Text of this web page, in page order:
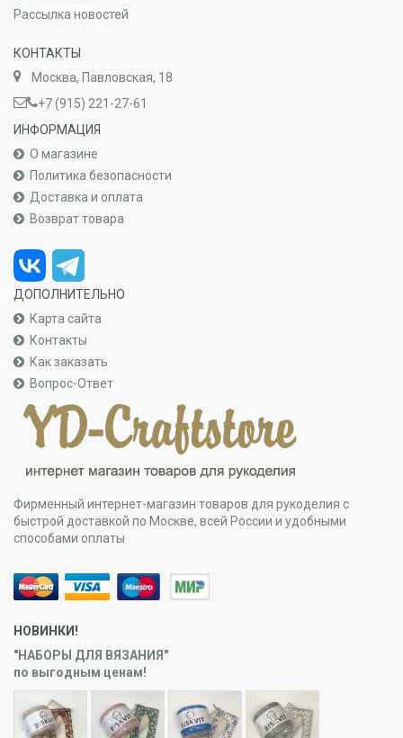
Рассылка новостей
КОНТАКТЫ
Москва, Павловская, 18
+7 (915) 221-27-61
ИНФОРМАЦИЯ
О магазине
Политика безопасности
Доставка и оплата
Возврат товара
ДОПОЛНИТЕЛЬНО
Карта сайта
Контакты
Как заказать
Вопрос-Ответ
Фирменный интернет-магазин товаров для рукоделия с
быстрой доставкой по Москве, всей России и удобными
способами оплаты
НОВИНКИ!
"НАБОРЫ ДЛЯ ВЯЗАНИЯ"
по выгодным ценам!